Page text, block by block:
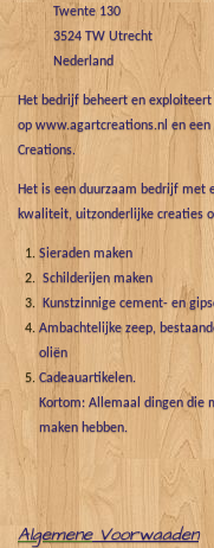
Twente 130
3524 TW Utrecht
Nederland
Het bedrijf beheert en
op www.agartcreations.nl en
Creations.
Het is een duurzaam bedrijf met
kwaliteit, uitzonderlijke creaties
Sieraden maken
Schilderijen maken
Kunstzinnige cement- en
Ambachtelijke zeep,
oliën
Cadeauartikelen.
Kortom: Allemaal dingen die
maken hebben.
Algemene Voorwaaden